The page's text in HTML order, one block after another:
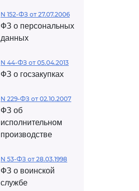
N 152-ФЗ от 27.07.2006
ФЗ о персональных
данных
N 44-ФЗ от 05.04.2013
ФЗ о госзакупках
N 229-ФЗ от 02.10.2007
ФЗ об
исполнительном
производстве
N 53-ФЗ от 28.03.1998
ФЗ о воинской
службе